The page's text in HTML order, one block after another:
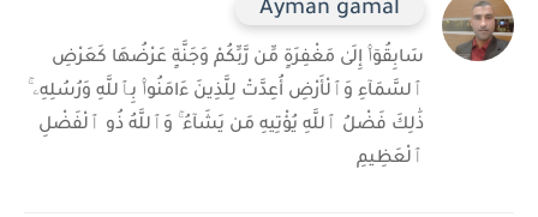
Ayman gamal
سَابِقُوٓا۟ إِلَىٰ مَغْفِرَةٍ مِّن رَّبِّكُمْ وَجَنَّةٍ عَرْضُهَا كَعَرْضِ
ٱلسَّمَآءِ وَٱلْأَرْضِ أُعِدَّتْ لِلَّذِينَ ءَامَنُوا۟ بِٱللَّهِ وَرُسُلِهِۦ ۚ
ذَٰلِكَ فَضْلُ ٱللَّهِ يُؤْتِيهِ مَن يَشَآءُ ۚ وَٱللَّهُ ذُو ٱلْفَضْلِ
ٱلْعَظِيمِ